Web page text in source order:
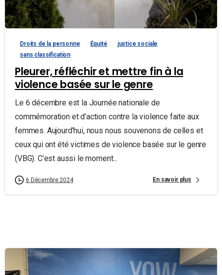
Droits de la personne Équité
justice sociale
sans classification
Pleurer, réfléchir et mettre fin à la
violence basée sur le genre
Le 6 décembre est la Journée nationale de
commémoration et d’action contre la violence faite aux
femmes. Aujourd’hui, nous nous souvenons de celles et
ceux qui ont été victimes de violence basée sur le genre
(VBG). C’est aussi le moment...
6 Décembre 2024 En savoir plus